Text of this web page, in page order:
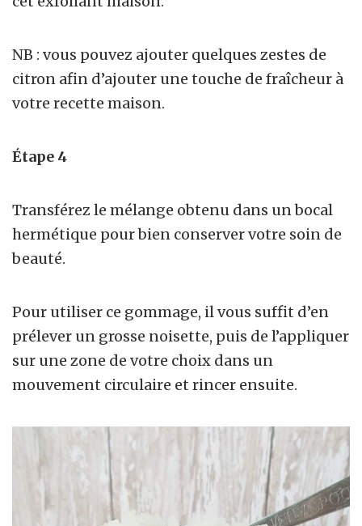
NB : vous pouvez ajouter quelques zestes de
citron afin d’ajouter une touche de fraîcheur à
votre recette maison.
Étape 4
Transférez le mélange obtenu dans un bocal
hermétique pour bien conserver votre soin de
beauté.
Pour utiliser ce gommage, il vous suffit d’en
prélever un grosse noisette, puis de l’appliquer
sur une zone de votre choix dans un
mouvement circulaire et rincer ensuite.